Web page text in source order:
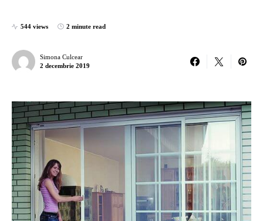
544 views 2 minute read
Simona Culcear
2 decembrie 2019